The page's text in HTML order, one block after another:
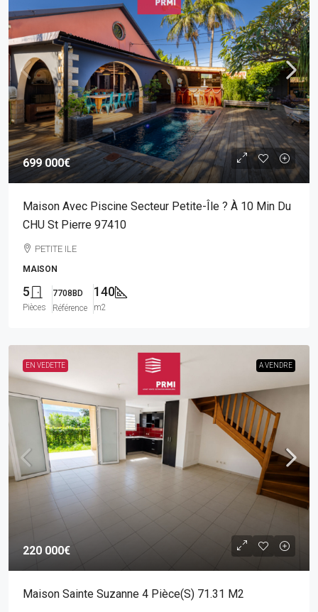
699 000€
Maison Avec Piscine Secteur Petite-Île ? À 10 Min Du
CHU St Pierre 97410
PETITE ILE
MAISON
5
Pièces
7708BD
Référence
140
m2
EN VEDETTE A VENDRE
220 000€
Maison Sainte Suzanne 4 Pièce(s) 71.31 M2